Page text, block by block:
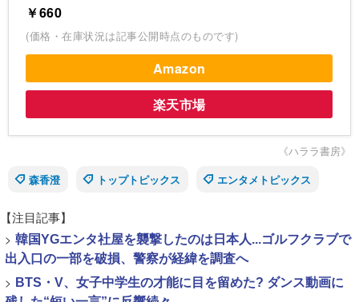
￥660
(価格・在庫状況は記事公開時点のものです)
Amazon
楽天市場
《ハララ書房》
森香澄
トップトピックス エンタメトピックス
【注目記事】
> 韓国YGエンタ社屋を襲撃したのは日本人...ゴルフクラブで
出入口の一部を破損、警察が経緯を調査へ
> BTS・V、女子中学生の才能に目を留めた? ダンス動画に